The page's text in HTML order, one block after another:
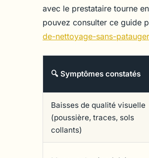
avec le prestataire tourne
pouvez consulter ce guide
de-nettoyage-sans-
🔍 Symptômes constatés
Baisses de qualité visuelle
(poussière, traces, sols
collants)